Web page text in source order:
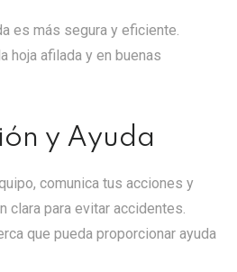
es más segura y eficiente.
hoja afilada y en buenas
y Ayuda
comunica tus acciones y
clara para evitar accidentes.
que pueda proporcionar ayuda